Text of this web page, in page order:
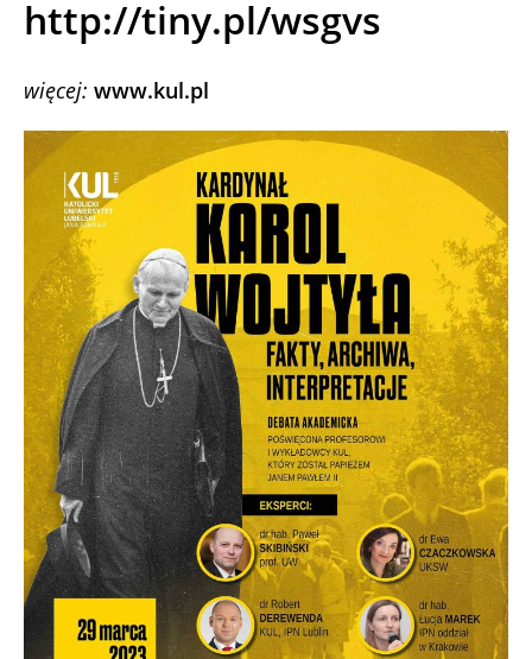
http://tiny.pl/wsgvs
więcej: www.kul.pl